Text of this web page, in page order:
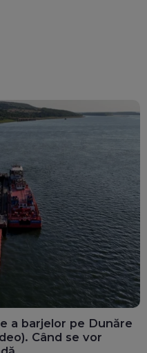
a barjelor pe Dunăre
Când se vor